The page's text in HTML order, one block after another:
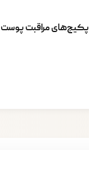
پکیج‌های مراقبت پوست